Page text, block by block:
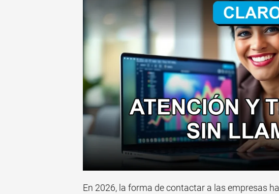
En 2026, la forma de contactar a las empresas